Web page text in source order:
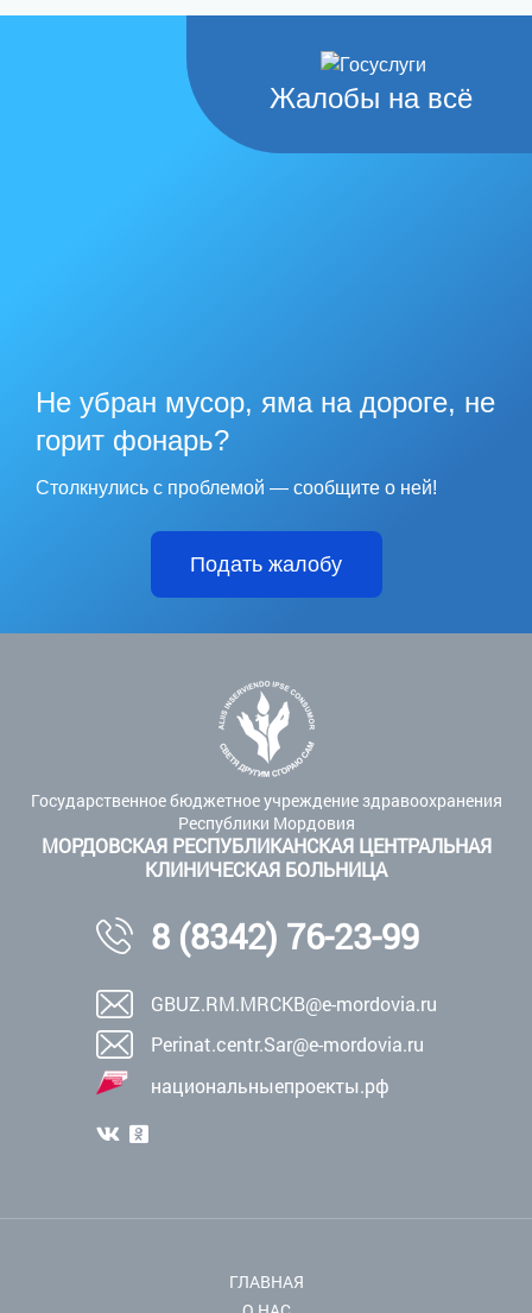
Жалобы на всё
Не убран мусор, яма на дороге, не
горит фонарь?
Столкнулись с проблемой — сообщите о ней!
Подать жалобу
Государственное бюджетное учреждение здравоохранения
Республики Мордовия
МОРДОВСКАЯ РЕСПУБЛИКАНСКАЯ ЦЕНТРАЛЬНАЯ
КЛИНИЧЕСКАЯ БОЛЬНИЦА
8 (8342) 76-23-99
GBUZ.RM.MRCKB@e-mordovia.ru
Perinat.centr.Sar@e-mordovia.ru
национальныепроекты.рф
ГЛАВНАЯ